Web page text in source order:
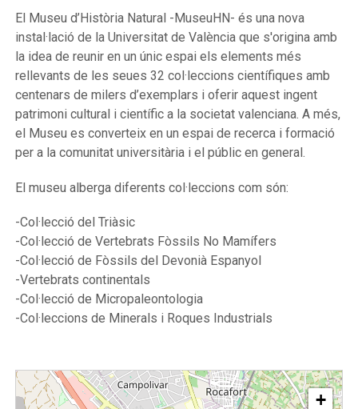
El Museu d’Història Natural -MuseuHN- és una nova
instal·lació de la Universitat de València que s'origina amb
la idea de reunir en un únic espai els elements més
rellevants de les seues 32 col·leccions científiques amb
centenars de milers d’exemplars i oferir aquest ingent
patrimoni cultural i científic a la societat valenciana. A més,
el Museu es converteix en un espai de recerca i formació
per a la comunitat universitària i el públic en general.
El museu alberga diferents col·leccions com són:
-Col·lecció del Triàsic
-Col·lecció de Vertebrats Fòssils No Mamífers
-Col·lecció de Fòssils del Devonià Espanyol
-Vertebrats continentals
-Col·lecció de Micropaleontologia
-Col·leccions de Minerals i Roques Industrials
+